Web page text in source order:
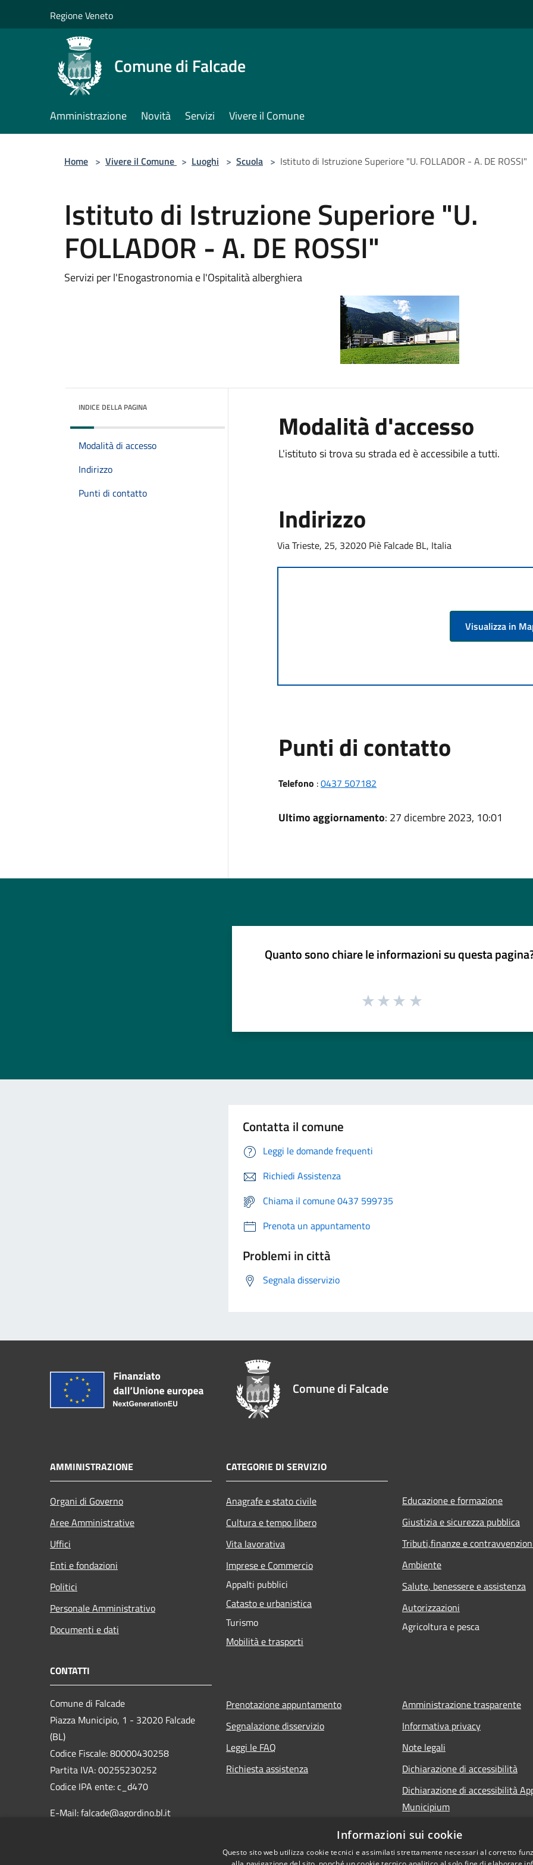
Regione Veneto
Comune di Falcade
Amministrazione Novità Servizi Vivere il Comune
Home > Vivere il Comune > Luoghi > Scuola > Istituto di Istruzione Superiore "U. FOLLADOR - A. DE ROSSI"
Istituto di Istruzione Superiore "U.
FOLLADOR - A. DE ROSSI"
Servizi per l'Enogastronomia e l'Ospitalità alberghiera
INDICE DELLA PAGINA
Modalità di accesso
Indirizzo
Punti di contatto
Modalità d'accesso
L'istituto si trova su strada ed è accessibile a tutti.
Indirizzo
Via Trieste, 25, 32020 Piè Falcade BL, Italia
Visualizza in
Punti di contatto
Telefono :0437 507182
Ultimo aggiornamento: 27 dicembre 2023, 10:01
Quanto sono chiare le informazioni su questa
Contatta il comune
Leggi le domande frequenti
Richiedi Assistenza
Chiama il comune 0437 599735
Prenota un appuntamento
Problemi in città
Segnala disservizio
Comune di Falcade
AMMINISTRAZIONE
Organi di Governo
Aree Amministrative
Uffici
Enti e fondazioni
Politici
Personale Amministrativo
Documenti e dati
CATEGORIE DI SERVIZIO
Anagrafe e stato civile
Cultura e tempo libero
Vita lavorativa
Imprese e Commercio
Appalti pubblici
Catasto e urbanistica
Turismo
Mobilità e trasporti
Educazione e formazione
Giustizia e sicurezza pubblica
Tributi,finanze e
Ambiente
Salute, benessere e assistenza
Autorizzazioni
Agricoltura e pesca
CONTATTI
Comune di Falcade
Piazza Municipio, 1 - 32020 Falcade
(BL)
Codice Fiscale: 80000430258
Partita IVA: 00255230252
Codice IPA ente: c_d470
E-Mail: falcade@agordino.bl.it
Prenotazione appuntamento
Segnalazione disservizio
Leggi le FAQ
Richiesta assistenza
Amministrazione trasparente
Informativa privacy
Note legali
Dichiarazione di accessibilità
Dichiarazione di accessibilità
Municipium
Informazioni sui cookie
Questo sito web utilizza cookie tecnici e assimilati strettamente necessari al corretto